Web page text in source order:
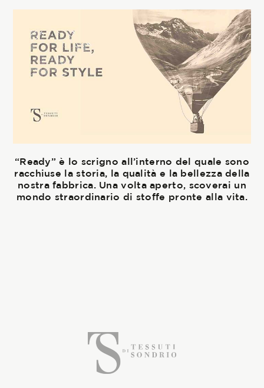
“Ready” è lo scrigno all’interno del quale sono
racchiuse la storia, la qualità e la bellezza della
nostra fabbrica. Una volta aperto, scoverai un
mondo straordinario di stoffe pronte alla vita.